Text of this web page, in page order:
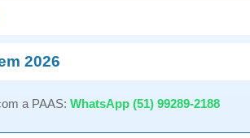
2026
a PAAS: WhatsApp (51) 99289-2188